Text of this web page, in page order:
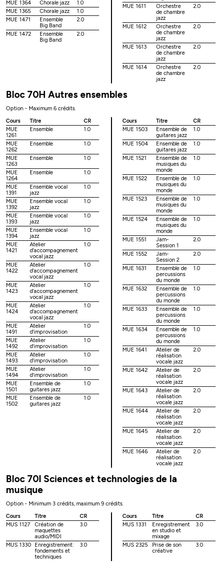
MUE 1364
Chorale jazz
1.0
MUE 1365
Chorale jazz
1.0
MUE 1471
Ensemble
Big Band
2.0
MUE 1472
Ensemble
Big Band
2.0
MUE 1611
Orchestre
de chambre
jazz
2.0
MUE 1612
Orchestre
de chambre
jazz
2.0
MUE 1613
Orchestre
de chambre
jazz
2.0
MUE 1614
Orchestre
de chambre
jazz
2.0
Bloc 70H Autres ensembles
Option - Maximum 6 crédits.
Cours
Titre
CR
MUE
1261
Ensemble 1.0
MUE
1262
Ensemble 1.0
MUE
1263
Ensemble 1.0
MUE
1264
Ensemble 1.0
MUE
1391
Ensemble vocal
jazz
1.0
MUE
1392
Ensemble vocal
jazz
1.0
MUE
1393
Ensemble vocal
jazz
1.0
MUE
1394
Ensemble vocal
jazz
1.0
MUE
1421
Atelier
d'accompagnement
vocal jazz
1.0
MUE
1422
Atelier
d'accompagnement
vocal jazz
1.0
MUE
1423
Atelier
d'accompagnement
vocal jazz
1.0
MUE
1424
Atelier
d'accompagnement
vocal jazz
1.0
MUE
1491
Atelier
d'improvisation
1.0
MUE
1492
Atelier
d'improvisation
1.0
MUE
1493
Atelier
d'improvisation
1.0
MUE
1494
Atelier
d'improvisation
1.0
MUE
1501
Ensemble de
guitares jazz
1.0
MUE
1502
Ensemble de
guitares jazz
1.0
Cours Titre
CR
MUE 1503
Ensemble de
guitares jazz
1.0
MUE 1504
Ensemble de
guitares jazz
1.0
MUE 1521
Ensemble de
musiques du
monde
1.0
MUE 1522
Ensemble de
musiques du
monde
1.0
MUE 1523
Ensemble de
musiques du
monde
1.0
MUE 1524
Ensemble de
musiques du
monde
1.0
MUE 1551
Jam-
Session 1
2.0
MUE 1552
Jam-
Session 2
2.0
MUE 1631
Ensemble de
percussions
du monde
1.0
MUE 1632
Ensemble de
percussions
du monde
1.0
MUE 1633
Ensemble de
percussions
du monde
1.0
MUE 1634
Ensemble de
percussions
du monde
1.0
MUE 1641
Atelier de
réalisation
vocale jazz
2.0
MUE 1642
Atelier de
réalisation
vocale jazz
2.0
MUE 1643
Atelier de
réalisation
vocale jazz
2.0
MUE 1644
Atelier de
réalisation
vocale jazz
2.0
MUE 1645
Atelier de
réalisation
vocale jazz
2.0
MUE 1646
Atelier de
réalisation
vocale jazz
2.0
Bloc 70I Sciences et technologies de la
musique
Option - Minimum 3 crédits, maximum 9 crédits.
Cours
Titre
CR
MUS 1127
Création de
maquettes
audio/MIDI
3.0
MUS 1330
Enregistrement:
fondements et
techniques
3.0
Cours Titre
CR
MUS 1331
Enregistrement
en studio et
mixage
3.0
MUS 2325
Prise de son
créative
3.0